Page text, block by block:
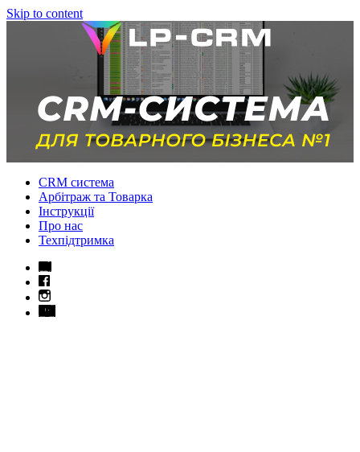
Skip to content
CRM система
Арбітраж та Товарка
Інструкції
Про нас
Техпідтримка